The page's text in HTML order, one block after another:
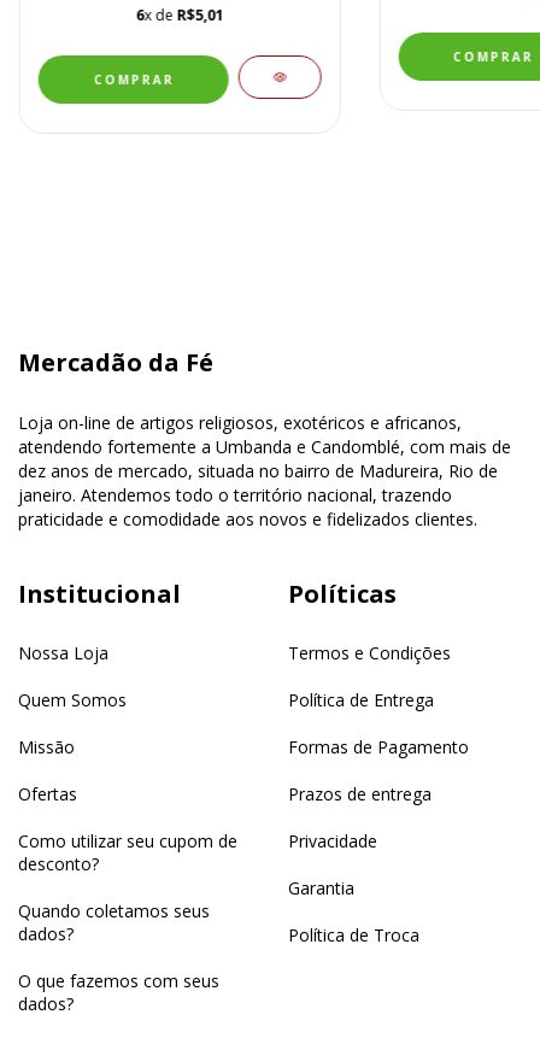
6x de R$5,01
Mercadão da Fé
Loja on-line de artigos religiosos, exotéricos e africanos,
atendendo fortemente a Umbanda e Candomblé, com mais de
dez anos de mercado, situada no bairro de Madureira, Rio de
janeiro. Atendemos todo o território nacional, trazendo
praticidade e comodidade aos novos e fidelizados clientes.
Institucional
Nossa Loja
Quem Somos
Missão
Ofertas
Como utilizar seu cupom de
desconto?
Quando coletamos seus
dados?
O que fazemos com seus
dados?
Políticas
Termos e Condições
Política de Entrega
Formas de Pagamento
Prazos de entrega
Privacidade
Garantia
Política de Troca